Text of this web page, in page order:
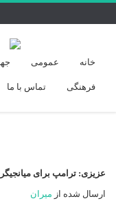
خانه عمومی
فرهنگی تماس با ما
عزیزی: ترامپ برای
ارسال شده از میران